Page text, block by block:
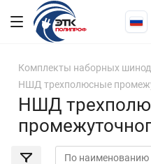
Комплекты наборных
НШД трехполюсные
НШД